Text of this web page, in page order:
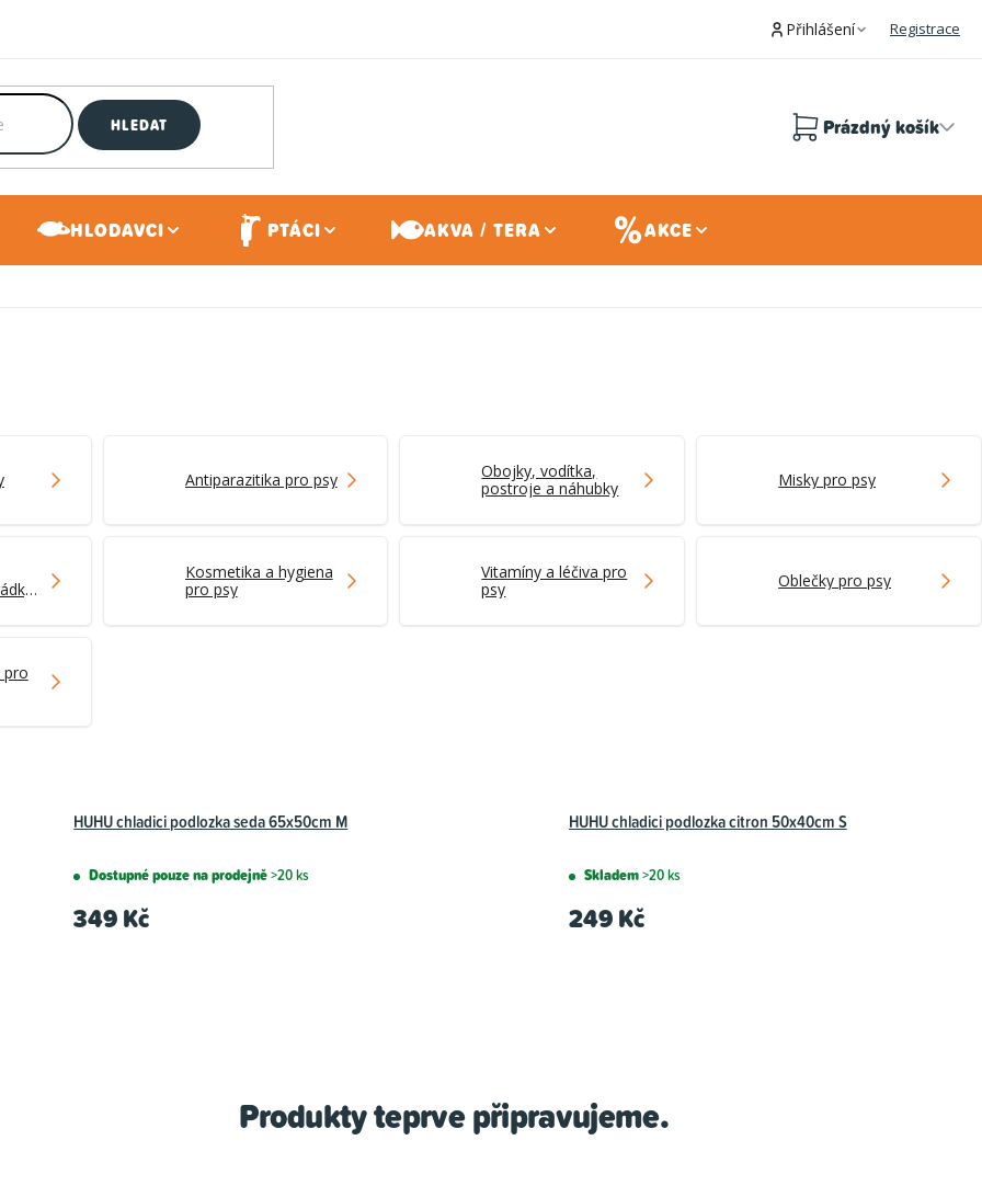
Přihlášení Registrace
HLEDAT Prázdný košík
HLODAVCI PTÁCI AKVA / TERA AKCE
Antiparazitika pro psy
Obojky, vodítka,
postroje a náhubky
Misky pro psy
Kosmetika a hygiena
pro psy
Vitamíny a léčiva pro
psy
Oblečky pro psy
pro
HUHU chladici podlozka seda 65x50cm M
Dostupné pouze na prodejně>20 ks
349 Kč
HUHU chladici podlozka citron 50x40cm S
Skladem>20 ks
249 Kč
Produkty teprve připravujeme.